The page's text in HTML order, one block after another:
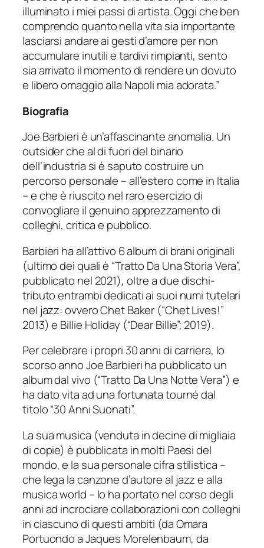
illuminato i miei passi di artista. Oggi che ben
comprendo quanto nella vita sia importante
lasciarsi andare ai gesti d’amore per non
accumulare inutili e tardivi rimpianti, sento
sia arrivato il momento di rendere un dovuto
e libero omaggio alla Napoli mia adorata.”
Biografia
Joe Barbieri è un’affascinante anomalia. Un
outsider che al di fuori del binario
dell’industria si è saputo costruire un
percorso personale – all’estero come in Italia
– e che è riuscito nel raro esercizio di
convogliare il genuino apprezzamento di
colleghi, critica e pubblico.
Barbieri ha all’attivo 6 album di brani originali
(ultimo dei quali è “Tratto Da Una Storia Vera”,
pubblicato nel 2021), oltre a due dischi-
tributo entrambi dedicati ai suoi numi tutelari
nel jazz: ovvero Chet Baker (“Chet Lives!”
2013) e Billie Holiday (“Dear Billie”; 2019).
Per celebrare i propri 30 anni di carriera, lo
scorso anno Joe Barbieri ha pubblicato un
album dal vivo (“Tratto Da Una Notte Vera”) e
ha dato vita ad una fortunata tourné dal
titolo “30 Anni Suonati”.
La sua musica (venduta in decine di migliaia
di copie) è pubblicata in molti Paesi del
mondo, e la sua personale cifra stilistica –
che lega la canzone d’autore al jazz e alla
musica world – lo ha portato nel corso degli
anni ad incrociare collaborazioni con colleghi
in ciascuno di questi ambiti (da Omara
Portuondo a Jaques Morelenbaum, da